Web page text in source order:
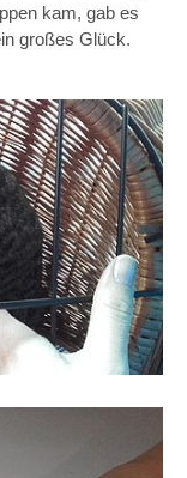
kam, gab es
großes Glück.